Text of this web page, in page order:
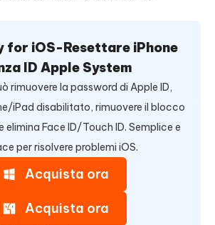
for iOS-Resettare iPhone
ID Apple System
rimuovere la password di Apple ID,
iPad disabilitato, rimuovere il blocco
elimina Face ID/Touch ID. Semplice e
per risolvere problemi iOS.
Acquista ora
Acquista ora